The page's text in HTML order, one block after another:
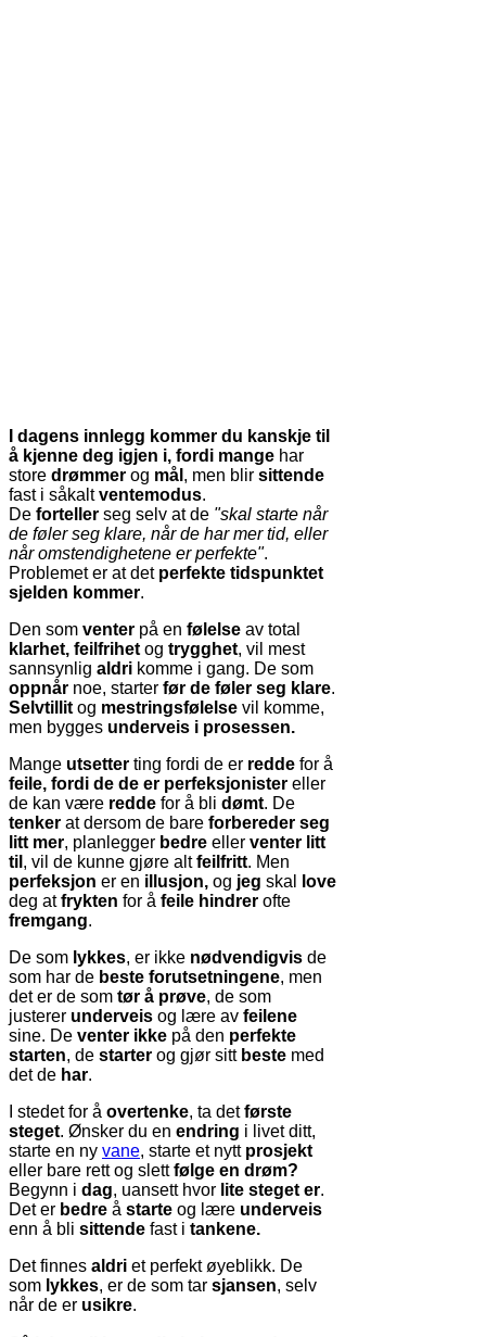
I dagens innlegg kommer du kanskje til
å kjenne deg igjen i, fordi mange har
store drømmer og mål , men blir sittende
fast i såkaltventemodus.
De forteller seg selv at de "skal starte når
de føler seg klare, når de har mer tid, eller
når omstendighetene er perfekte".
Problemet er at det perfekte tidspunktet
sjelden kommer.
Den som venter på en følelse av total
klarhet, feilfrihet og trygghet, vil mest
sannsynlig aldri komme i gang. De som
oppnår noe, starter før de føler seg klare.
Selvtillit og mestringsfølelse vil komme,
men bygges underveis i prosessen.
Mange utsetter ting fordi de er redde for å
feile, fordi de de er perfeksjonister eller
de kan være redde for å bli dømt. De
tenker at dersom de bare forbereder seg
litt mer, planlegger bedre eller venter litt
til , vil de kunne gjøre altfeilfritt. Men
perfeksjon er en illusjon, og jeg skal
love
deg atfrykten for å feile hindrer ofte
fremgang.
De som lykkes, er ikke nødvendigvis de
som har de beste forutsetningene, men
det er de som tør å prøve, de som
justerer underveis og lære av feilene
sine. De venter ikke på den perfekte
starten, de starter og gjør sitt beste med
det de har.
I stedet for å overtenke, ta detførste
steget. Ønsker du en endring i livet ditt,
starte en ny vane, starte et nytt prosjekt
eller bare rett og slettfølge en drøm?
Begynn i dag, uansett hvor lite steget er.
Det er bedre å starte og lære underveis
enn å bli sittende fast i tankene.
Det finnes aldri et perfekt øyeblikk. De
som lykkes, er de som tar sjansen, selv
når de er usikre.